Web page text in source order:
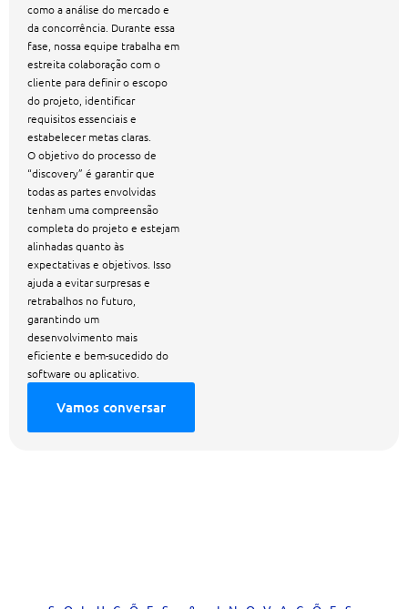
como a análise do mercado e
da concorrência. Durante essa
fase, nossa equipe trabalha em
estreita colaboração com o
cliente para definir o escopo
do projeto, identificar
requisitos essenciais e
estabelecer metas claras.
O objetivo do processo de
“discovery” é garantir que
todas as partes envolvidas
tenham uma compreensão
completa do projeto e estejam
alinhadas quanto às
expectativas e objetivos. Isso
ajuda a evitar surpresas e
retrabalhos no futuro,
garantindo um
desenvolvimento mais
eficiente e bem-sucedido do
software ou aplicativo.
Vamos conversar